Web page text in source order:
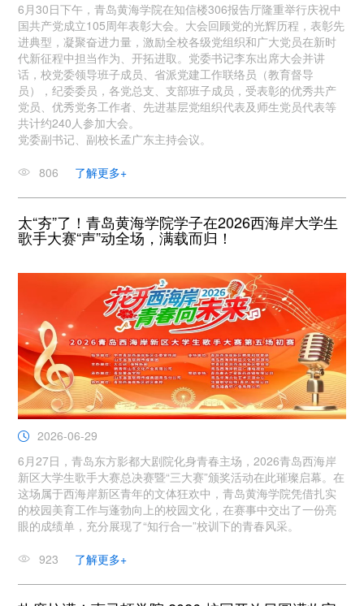
6月30日下午，青岛黄海学院在知信楼306报告厅隆重举行庆祝中
国共产党成立105周年表彰大会。大会回顾党的光辉历程，表彰先
进典型，凝聚奋进力量，激励全校各级党组织和广大党员在新时
代新征程中担当作为、开拓进取。党委书记李东出席大会并讲
话，校党委领导班子成员、省派党建工作联络员（教育督导
员），纪委委员，各党总支、支部班子成员，受表彰的优秀共产
党员、优秀党务工作者、先进基层党组织代表及师生党员代表等
共计约240人参加大会。
党委副书记、副校长孟广东主持会议。
806 了解更多+
太“夯”了！青岛黄海学院学子在2026西海岸大学生
歌手大赛“声”动全场，满载而归！
2026-06-29
6月27日，青岛东方影都大剧院化身青春主场，2026青岛西海岸
新区大学生歌手大赛总决赛暨“三大赛”颁奖活动在此璀璨启幕。在
这场属于西海岸新区青年的文体狂欢中，青岛黄海学院凭借扎实
的校园美育工作与蓬勃向上的校园文化，在赛事中交出了一份亮
眼的成绩单，充分展现了“知行合一”校训下的青春风采。
923 了解更多+